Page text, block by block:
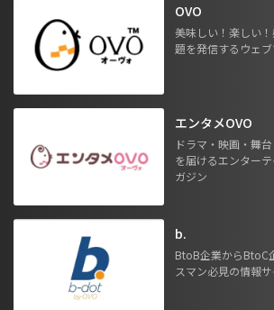
OVO
美味しい！楽しい
題を発信するウェ
エンタメOVO
ドラマ・映画・舞
を届けるエンター
ガジン
b.
BtoB企業からBtoC
スマン必見の情報サ